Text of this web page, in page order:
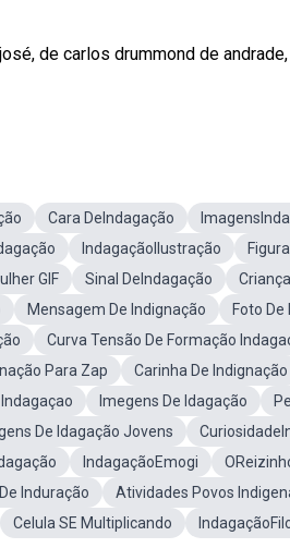
de carlos drummond de
Cara DeIndagação
IndagaçãoIlustração
GIF Sinal DeIndagação
Mensagem De Indignação Foto
Curva Tensão De Formação
Para Zap Carinha De Indignação
Imegens De Idagação
De Idagação Jovens
IndagaçãoEmogi
Induração Atividades Povos
Celula SE Multiplicando